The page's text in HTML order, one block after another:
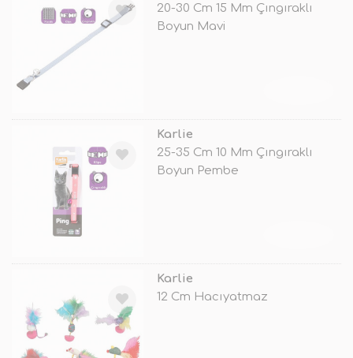
20-30 Cm 15 Mm Çıngıraklı
Boyun Mavi
Karlie
25-35 Cm 10 Mm Çıngıraklı
Boyun Pembe
Karlie
12 Cm Hacıyatmaz